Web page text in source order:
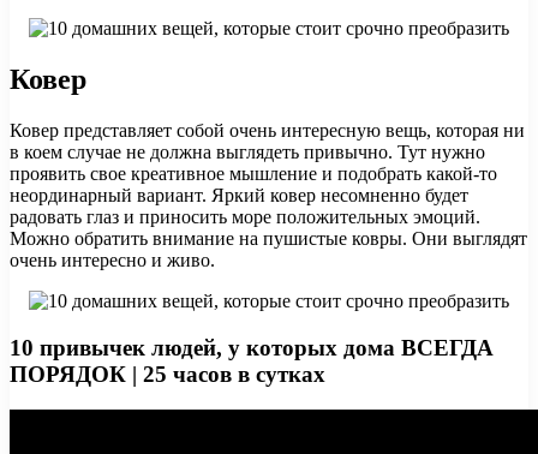
Ковер
Ковер представляет собой очень интересную вещь, которая ни
в коем случае не должна выглядеть привычно. Тут нужно
проявить свое креативное мышление и подобрать какой-то
неординарный вариант. Яркий ковер несомненно будет
радовать глаз и приносить море положительных эмоций.
Можно обратить внимание на пушистые ковры. Они выглядят
очень интересно и живо.
10 привычек людей, у которых дома ВСЕГДА
ПОРЯДОК | 25 часов в сутках